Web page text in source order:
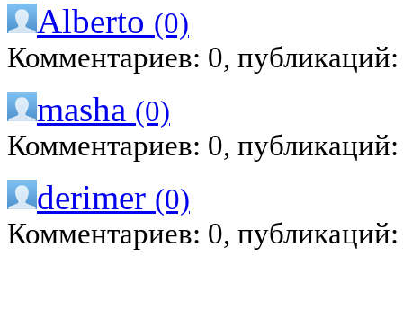
Alberto (0)
Комментариев: 0,
masha (0)
Комментариев: 0,
derimer (0)
Комментариев: 0,